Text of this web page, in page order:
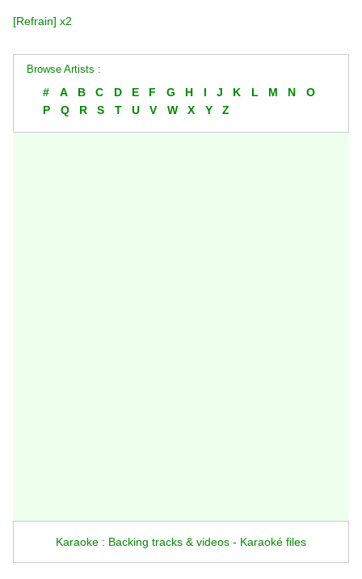
[Refrain] x2
Browse Artists :
# A B C D E F G H I J K L M N
O
P
Q R S T U V W X Y Z
Karaoke : Backing tracks & videos - Karaoké files